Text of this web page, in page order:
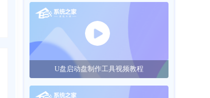
U盘启动盘制作工具视频教程